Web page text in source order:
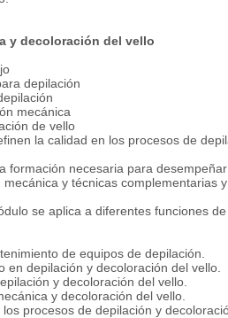
y decoloración del vello
depilación
mecánica
de vello
la calidad en los procesos de
formación necesaria para
y técnicas complementarias
se aplica a diferentes funciones
de equipos de depilación.
en depilación y decoloración del vello.
y decoloración del vello.
y decoloración del vello.
procesos de depilación y